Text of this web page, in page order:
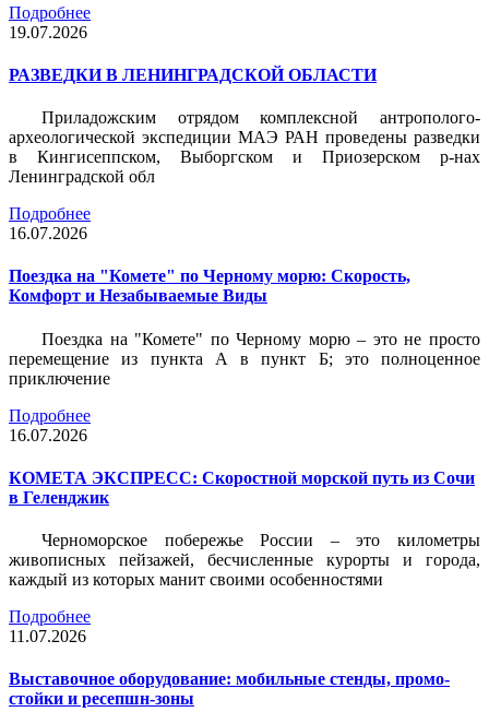
Подробнее
19.07.2026
РАЗВЕДКИ В ЛЕНИНГРАДСКОЙ ОБЛАСТИ
Приладожским отрядом комплексной антрополого-
археологической экспедиции МАЭ РАН проведены разведки
в Кингисеппском, Выборгском и Приозерском р-нах
Ленинградской обл
Подробнее
16.07.2026
Поездка на "Комете" по Черному морю: Скорость,
Комфорт и Незабываемые Виды
Поездка на "Комете" по Черному морю – это не просто
перемещение из пункта А в пункт Б; это полноценное
приключение
Подробнее
16.07.2026
КОМЕТА ЭКСПРЕСС: Скоростной морской путь из Сочи
в Геленджик
Черноморское побережье России – это километры
живописных пейзажей, бесчисленные курорты и города,
каждый из которых манит своими особенностями
Подробнее
11.07.2026
Выставочное оборудование: мобильные стенды, промо-
стойки и ресепшн-зоны